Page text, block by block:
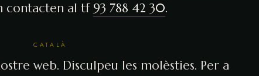
contacten al tf 93 788 42 30.
CATALÀ
web. Disculpeu les molèsties. Per a